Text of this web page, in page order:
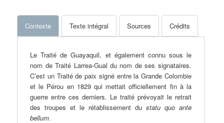
Contexte Texte intégral Sources Crédits
Le Traité de Guayaquil, et également connu sous le
nom de Traité Larrea-Gual du nom de ses signataires.
C’est un Traité de paix signé entre la Grande Colombie
et le Pérou en 1829 qui mettait officiellement fin à la
guerre entre ces derniers. Le traité prévoyait le retrait
des troupes et le rétablissement du statu quo ante
bellum.